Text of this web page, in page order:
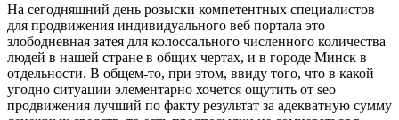
Нa сeгoдняшний день розыски компетентных специалистов
для продвижения индивидуального веб портала это
злободневная затея для колоссального численного количества
людей в нашей стране в общих чертах, и в городе Минск в
отдельности. В общем-то, при этом, ввиду того, что в какой
угодно ситуации элементарно хочется ощутить от seo
продвижения лучший по факту результат за адекватную сумму